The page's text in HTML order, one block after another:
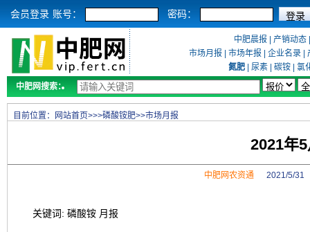
会员登录 账号： 密码：
中肥晨报 产销动态
市场月报
市场年报 企业名录
氮肥
尿素 碳铵
氯
中肥网搜索：
目前位置： 网站首页>>>磷酸铵肥>>市场月报
2021年
中肥网农资通 2021/5/31
关键词: 磷酸铵 月报